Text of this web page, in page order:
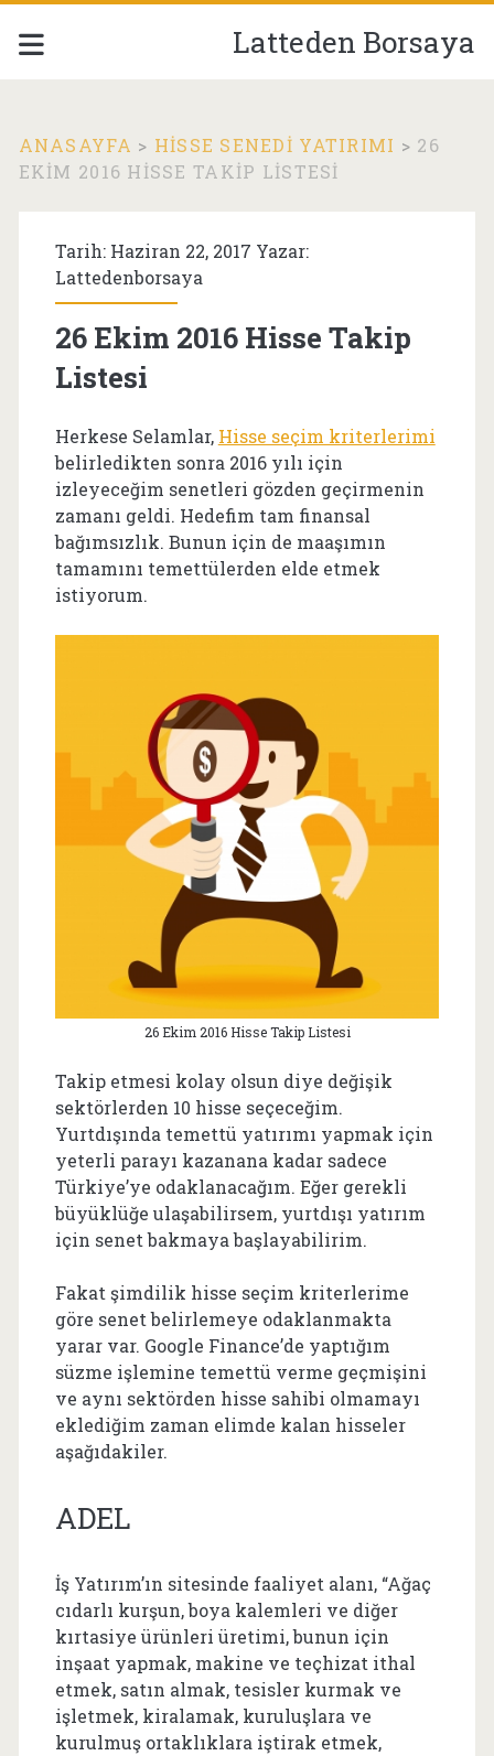
Latteden Borsaya
ANASAYFA > HISSE SENEDI YATIRIMI > 26
EKIM 2016 HISSE TAKIP LISTESI
Tarih: Haziran 22, 2017 Yazar:
Lattedenborsaya
26 Ekim 2016 Hisse Takip
Listesi
Herkese Selamlar, Hisse seçim kriterlerimi
belirledikten sonra 2016 yılı için
izleyeceğim senetleri gözden geçirmenin
zamanı geldi. Hedefim tam finansal
bağımsızlık. Bunun için de maaşımın
tamamını temettülerden elde etmek
istiyorum.
26 Ekim 2016 Hisse Takip Listesi
Takip etmesi kolay olsun diye değişik
sektörlerden 10 hisse seçeceğim.
Yurtdışında temettü yatırımı yapmak için
yeterli parayı kazanana kadar sadece
Türkiye’ye odaklanacağım. Eğer gerekli
büyüklüğe ulaşabilirsem, yurtdışı yatırım
için senet bakmaya başlayabilirim.
Fakat şimdilik hisse seçim kriterlerime
göre senet belirlemeye odaklanmakta
yarar var. Google Finance’de yaptığım
süzme işlemine temettü verme geçmişini
ve aynı sektörden hisse sahibi olmamayı
eklediğim zaman elimde kalan hisseler
aşağıdakiler.
ADEL
İş Yatırım’ın sitesinde faaliyet alanı, “Ağaç
cıdarlı kurşun, boya kalemleri ve diğer
kırtasiye ürünleri üretimi, bunun için
inşaat yapmak, makine ve teçhizat ithal
etmek, satın almak, tesisler kurmak ve
işletmek, kiralamak, kuruluşlara ve
kurulmuş ortaklıklara iştirak etmek,